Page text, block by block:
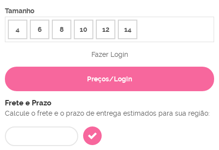
Tamanho
4 6 8 10 12 14
Fazer Login
Preços/Login
Frete e Prazo
Calcule o frete e o prazo de entrega estimados para sua região: